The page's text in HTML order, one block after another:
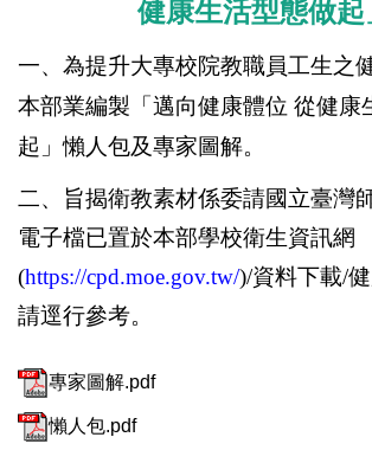
健康生活型態做起
一、為提升大專校院教職員工生之
本部業編製「邁向健康體位 從健康
起」懶人包及專家圖解。
二、旨揭衛教素材係委請國立臺灣
電子檔已置於本部學校衛生資訊網
(https://cpd.moe.gov.tw/)/資料下載/
請逕行參考。
專家圖解.pdf
懶人包.pdf